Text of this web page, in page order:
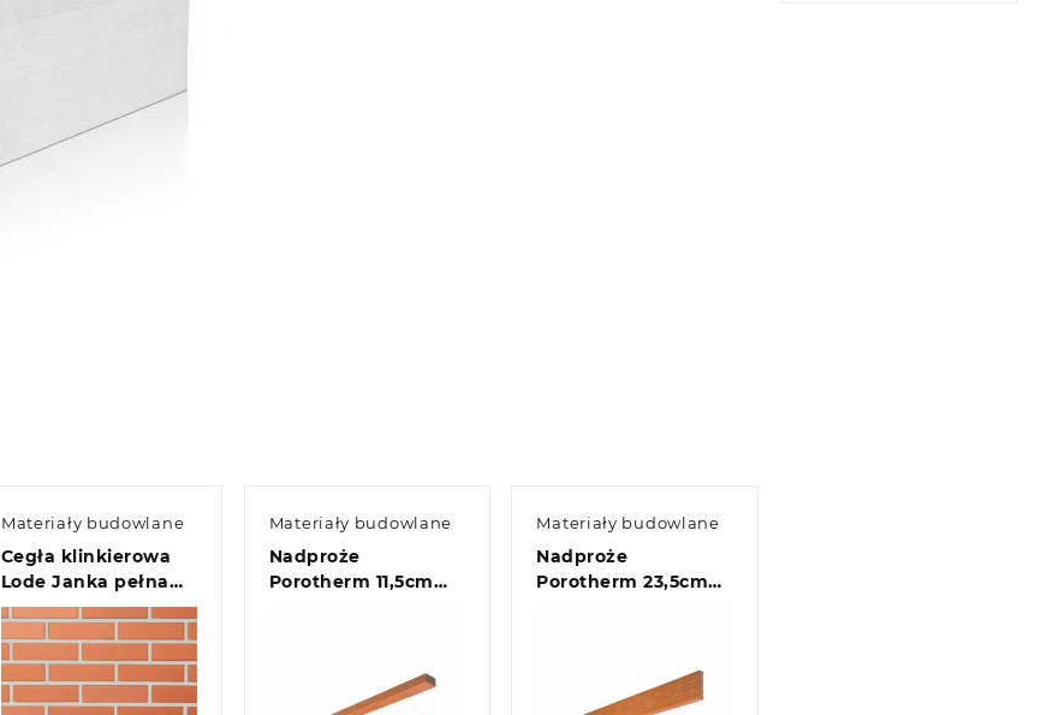
Materiały budowlane
Cegła klinkierowa
Lode Janka pełna
kl.50
Materiały budowlane
Nadproże
Porotherm 11,5cm
Materiały budowlane
Nadproże
Porotherm 23,5cm